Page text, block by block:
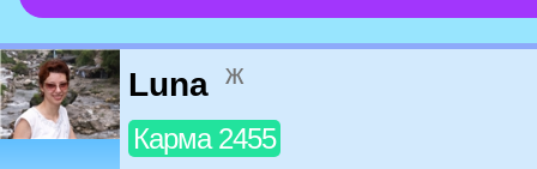
Luna ж
Карма 2455